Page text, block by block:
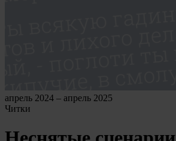
апрель 2024 – апрель 2025
Читки